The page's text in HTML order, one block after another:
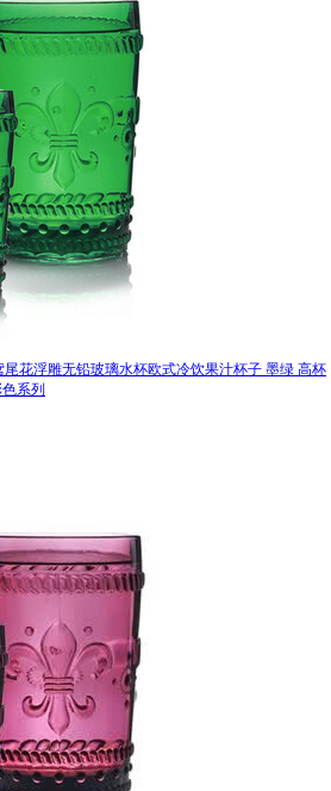
花浮雕无铅玻璃水杯欧式冷饮果汁杯子 墨绿 高杯
系列